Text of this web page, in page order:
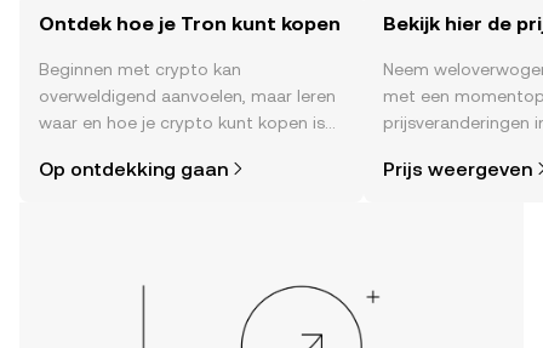
Ontdek hoe je Tron kunt kopen
Beginnen met crypto kan
overweldigend aanvoelen, maar leren
waar en hoe je crypto kunt kopen is
reis op de mobiele app van OKX of
Op ontdekking gaan
Bekijk hier de
Neem
met een
prijsveranderingen
en meer.
Prijs weergeven